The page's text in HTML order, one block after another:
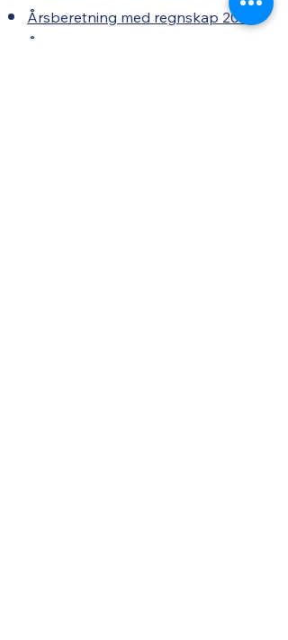
Årsberetning med regnskap 2018
Årsberetning med regnskap 2017